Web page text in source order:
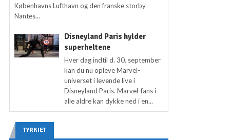
Københavns Lufthavn og den franske storby
Nantes...
Disneyland Paris hylder
superheltene
Hver dag indtil d. 30. september
kan du nu opleve Marvel-
universet i levende live i
Disneyland Paris. Marvel-fans i
alle aldre kan dykke ned i en...
TYRKIET